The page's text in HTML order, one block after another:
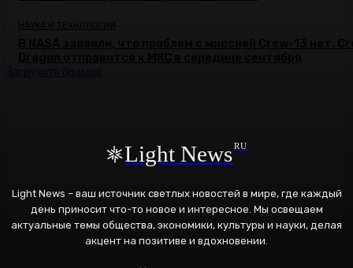
Light NewsRU
Light News – ваш источник светлых новостей в мире, где каждый
день приносит что-то новое и интересное. Мы освещаем
актуальные темы общества, экономики, культуры и науки, делая
акцент на позитиве и вдохновении.